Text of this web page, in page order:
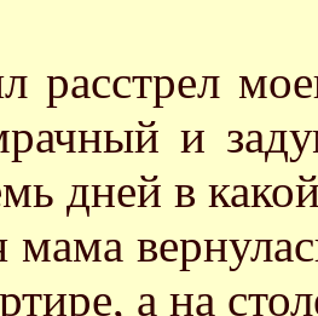
расстрел
и
дней в
мама
а на